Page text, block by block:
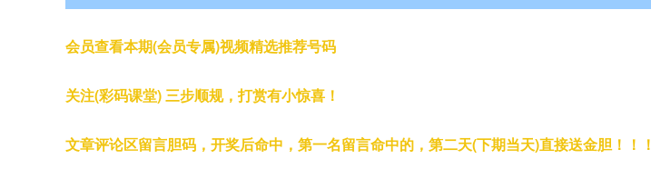
会员查看本期(会员专属)视频精选推荐号码
关注(彩码课堂) 三步顺规，打赏有小惊喜！
文章评论区留言胆码，开奖后命中，第一名留言命中的，第二天(下期当天)直接送金胆！！！